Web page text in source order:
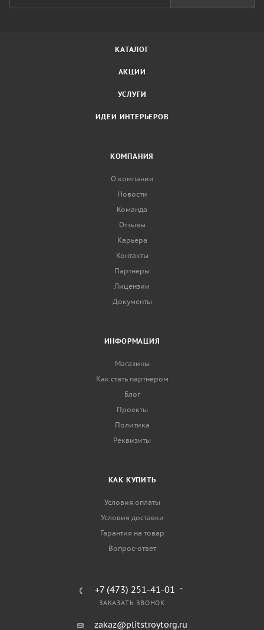
КАТАЛОГ
АКЦИИ
УСЛУГИ
ИДЕИ ИНТЕРЬЕРОВ
КОМПАНИЯ
О компании
Новости
Команда
Отзывы
Карьера
Контакты
Партнеры
Лицензии
Документы
ИНФОРМАЦИЯ
Магазины
Как стать партнером
Блог
Проекты
Политика
Реквизиты
КАК КУПИТЬ
Условия оплаты
Условия доставки
Гарантия на товар
Вопрос-ответ
+7 (473) 251-41-01
ЗАКАЗАТЬ ЗВОНОК
zakaz@plitstroytorg.ru